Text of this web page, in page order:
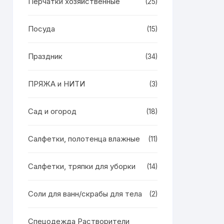
Посуда (15)
Праздник (34)
ПРЯЖА и НИТИ (3)
Сад и огород (18)
Салфетки, полотенца влажные (11)
Салфетки, тряпки для уборки (14)
Соли для ванн/скрабы для тела (2)
Спецодежда Растворители